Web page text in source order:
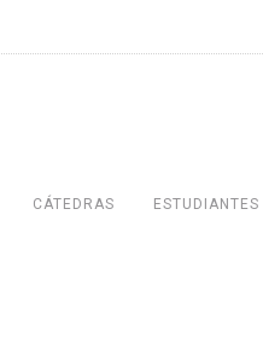
CÁTEDRAS ESTUDIANTES